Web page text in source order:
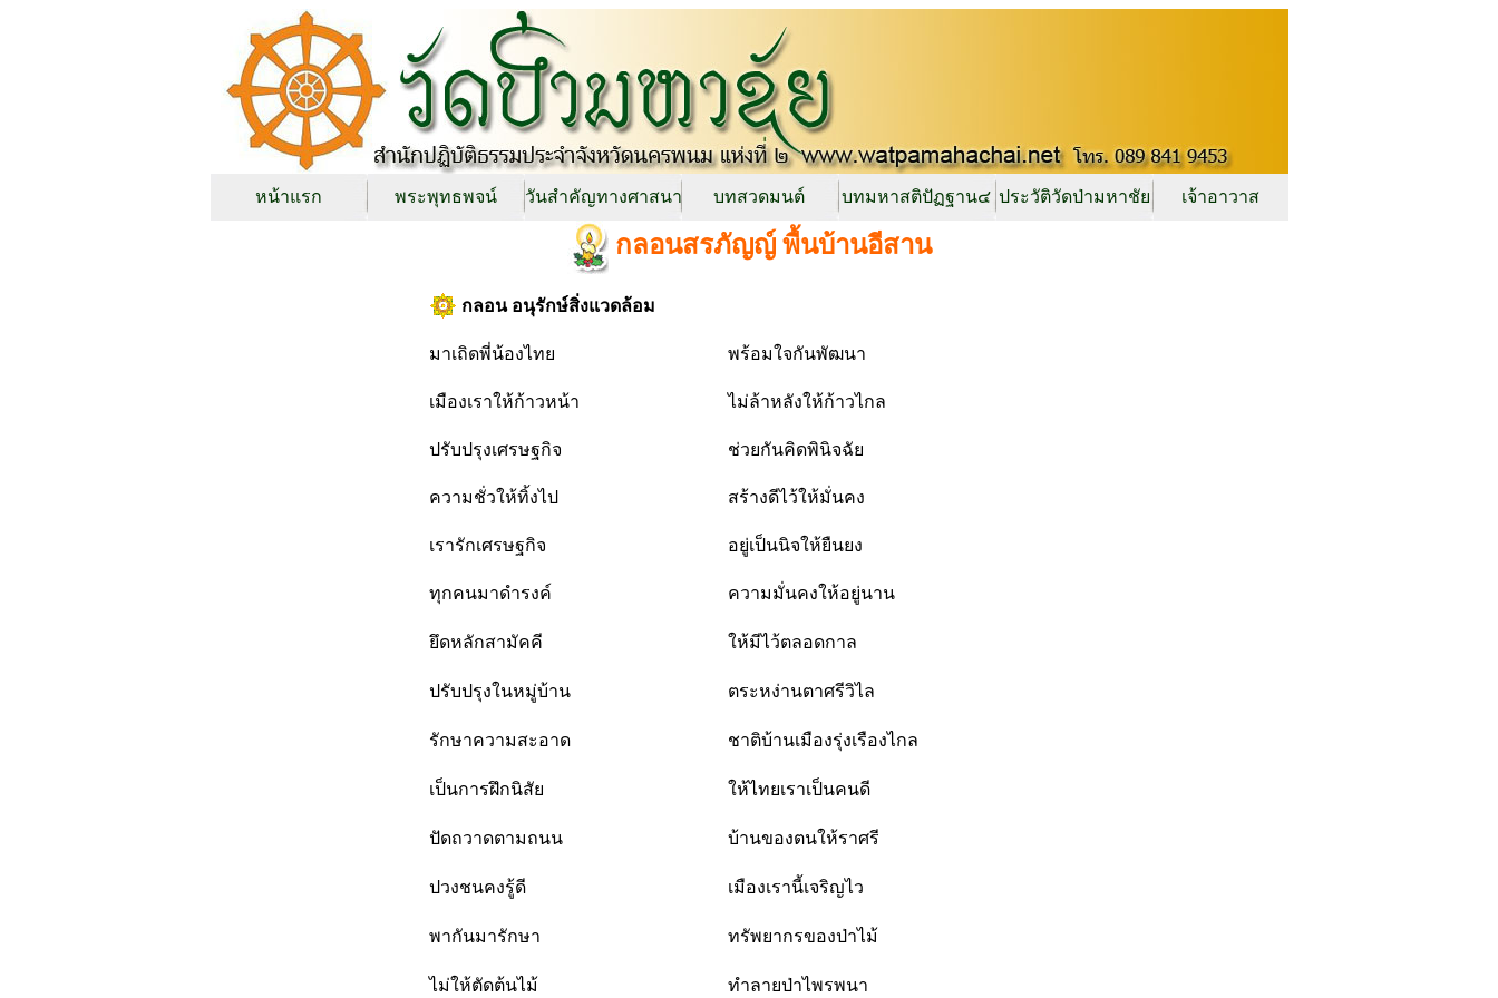
หน้าแรก พระพุทธพจน์ วันสำคัญทางศาสนา บทสวดมนต์ บทมหาสติปัฏฐาน๔ ประวัติวัดป่ามหาชัย เจ้าอาวาส
กลอนสรภัญญ์ พื้นบ้านอีสาน
กลอน อนุรักษ์สิ่งแวดล้อม
มาเถิดพี่น้องไทย พร้อมใจกันพัฒนา
เมืองเราให้ก้าวหน้า ไม่ล้าหลังให้ก้าวไกล
ปรับปรุงเศรษฐกิจ ช่วยกันคิดพินิจฉัย
ความชั่วให้ทิ้งไป สร้างดีไว้ให้มั่นคง
เรารักเศรษฐกิจ อยู่เป็นนิจให้ยืนยง
ทุกคนมาดำรงค์ ความมั่นคงให้อยู่นาน
ยึดหลักสามัคคี ให้มีไว้ตลอดกาล
ปรับปรุงในหมู่บ้าน ตระหง่านตาศรีวิไล
รักษาความสะอาด ชาติบ้านเมืองรุ่งเรืองไกล
เป็นการฝึกนิสัย ให้ไทยเราเป็นคนดี
ปัดถวาดตามถนน บ้านของตนให้ราศรี
ปวงชนคงรู้ดี เมืองเรานี้เจริญไว
พากันมารักษา ทรัพยากรของป่าไม้
ไม่ให้ตัดต้นไม้ ทำลายป่าไพรพนา